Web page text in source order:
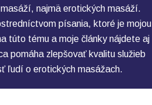
najmä erotických masáží.
písania, ktoré je mojou
túto tému a moje články nájdete aj
pomáha zlepšovať kvalitu služieb
ľudí o erotických masážach.